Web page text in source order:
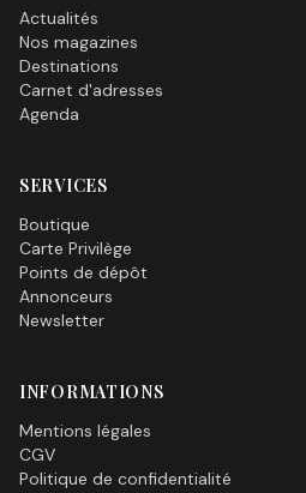
Actualités
Nos magazines
Destinations
Carnet d'adresses
Agenda
SERVICES
Boutique
Carte Privilège
Points de dépôt
Annonceurs
Newsletter
INFORMATIONS
Mentions légales
CGV
Politique de confidentialité